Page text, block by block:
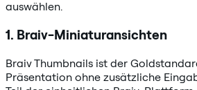
auswählen.
1. Braiv-Miniaturansichten
Braiv Thumbnails ist der
Präsentation ohne zusätzliche